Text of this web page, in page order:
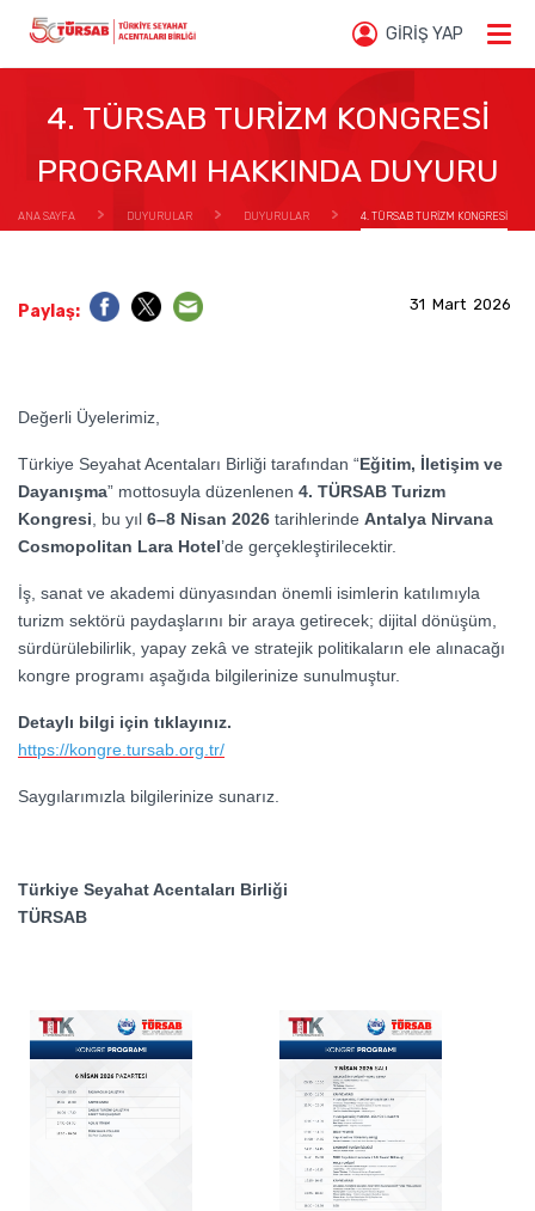
GİRİŞ YAP
4. TÜRSAB TURİZM KONGRESİ
PROGRAMI HAKKINDA DUYURU
ANA SAYFA DUYURULAR DUYURULAR 4. TÜRSAB TURİZM KONGRESİ
31 Mart 2026
Paylaş:
Değerli Üyelerimiz,
Türkiye Seyahat Acentaları Birliği tarafından “Eğitim, İletişim ve
Dayanışma” mottosuyla düzenlenen 4. TÜRSAB Turizm
Kongresi , bu yıl 6–8 Nisan 2026 tarihlerinde Antalya Nirvana
Cosmopolitan Lara Hotel’de gerçekleştirilecektir.
İş, sanat ve akademi dünyasından önemli isimlerin katılımıyla
turizm sektörü paydaşlarını bir araya getirecek; dijital dönüşüm,
sürdürülebilirlik, yapay zekâ ve stratejik politikaların ele alınacağı
kongre programı aşağıda bilgilerinize sunulmuştur.
Detaylı bilgi için tıklayınız.
https://kongre.tursab.org.tr/
Saygılarımızla bilgilerinize sunarız.
Türkiye Seyahat Acentaları Birliği
TÜRSAB